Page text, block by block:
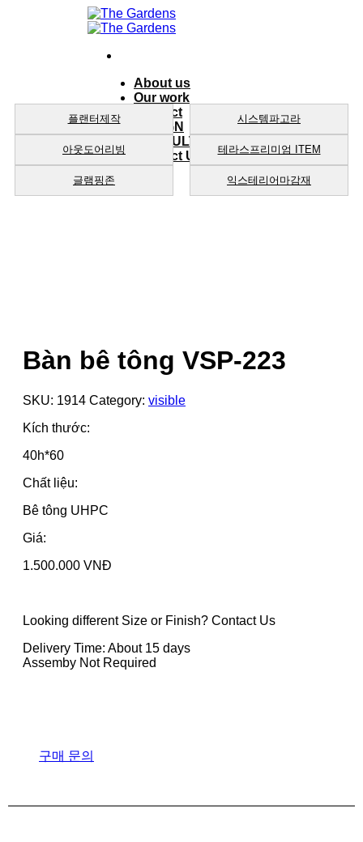
About us
Our work
product
DESIGN
CONSULTING
Contact Us
플랜터제작 시스템파고라
아웃도어리빙 테라스프리미엄 ITEM
글램핑존 익스테리어마감재
Bàn bê tông VSP-223
SKU: 1914 Category: visible
Kích thước:
40h*60
Chất liệu:
Bê tông UHPC
Giá:
1.500.000 VNĐ
Looking different Size or Finish? Contact Us
Delivery Time: About 15 days
Assemby Not Required
구매 문의